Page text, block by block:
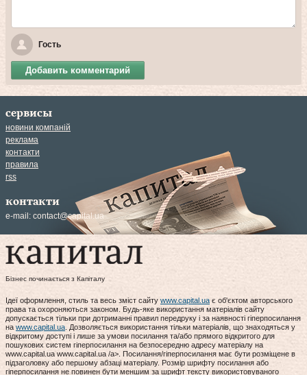
Гость
Добавить комментарий
сервисы
новини компаній
реклама
контакти
правила
rss
контакти
e-mail: contact@capital.ua
Бізнес починається з Капіталу
Ідеї оформлення, стиль та весь зміст сайту www.capital.ua є об'єктом авторського
права та охороняються законом. Будь-яке використання матеріалів сайту
допускається тільки при дотриманні правил передруку і за наявності гіперпосилання
на www.capital.ua . Дозволяється використання тільки матеріалів, що знаходяться у
відкритому доступі і лише за умови посилання та/або прямого відкритого для
пошукових систем гіперпосилання на безпосередню адресу матеріалу на
www.capital.ua www.capital.ua /a>. Посилання/гіперпосилання має бути розміщене в
підзаголовку або першому абзаці матеріалу. Розмір шрифту посилання або
гіперпосилання не повинен бути меншим за шрифт тексту використовуваного